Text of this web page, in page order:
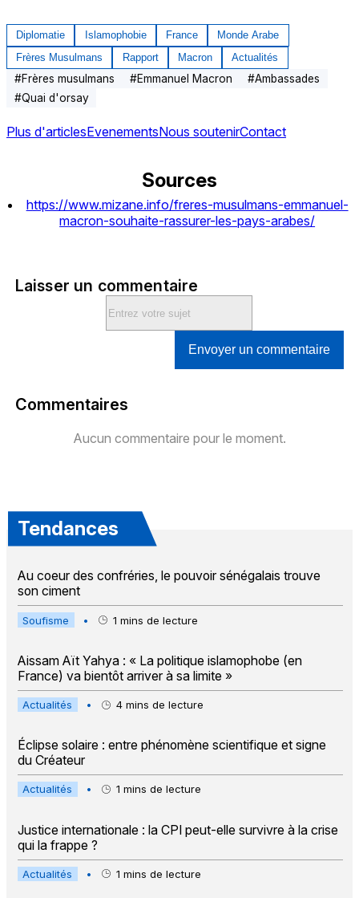
Diplomatie Islamophobie France
Monde Arabe
Frères Musulmans
Rapport Macron Actualités
#Frères musulmans #Emmanuel Macron #Ambassades
#Quai d'orsay
Plus d'articlesEvenementsNous soutenirContact
Sources
https://www.mizane.info/freres-musulmans-emmanuel-
macron-souhaite-rassurer-les-pays-arabes/
Laisser un commentaire
Envoyer un commentaire
Commentaires
Aucun commentaire pour le moment.
Tendances
Au coeur des confréries, le pouvoir sénégalais trouve
son ciment
Soufisme • 1 mins de lecture
Aissam Aït Yahya : « La politique islamophobe (en
France) va bientôt arriver à sa limite »
Actualités • 4 mins de lecture
Éclipse solaire : entre phénomène scientifique et signe
du Créateur
Actualités • 1 mins de lecture
Justice internationale : la CPI peut-elle survivre à la crise
qui la frappe ?
Actualités • 1 mins de lecture